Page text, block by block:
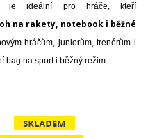
je ideální pro hráče, kteří
na rakety, notebook i běžné
hráčům, juniorům, trenérům i
bag na sport i běžný režim.